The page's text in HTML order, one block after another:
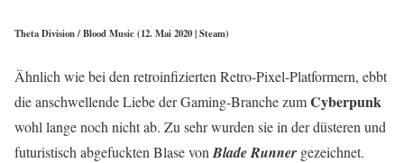
Theta Division / Blood Music (12. Mai 2020 | Steam)
Ähnlich wie bei den retroinfizierten Retro-Pixel-Platformern, ebbt
die anschwellende Liebe der Gaming-Branche zumCyberpunk
wohl lange noch nicht ab. Zu sehr wurden sie in der düsteren und
futuristisch abgefuckten Blase von Blade Runner gezeichnet.